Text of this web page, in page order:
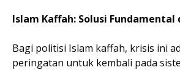
Islam Kaffah: Solusi Fundamental
Bagi politisi Islam kaffah, krisis ini
peringatan untuk kembali pada